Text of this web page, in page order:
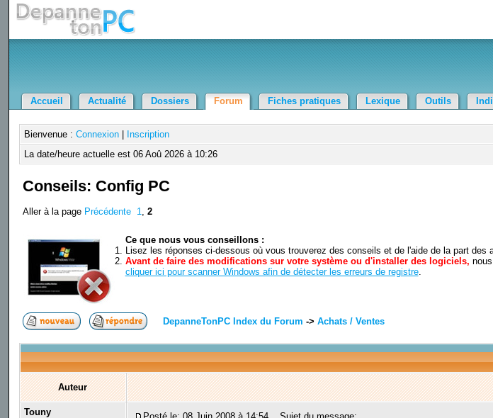
Accueil Actualité Dossiers Forum Fiches pratiques Lexique Outils
Bienvenue : Connexion|
Inscription
La date/heure actuelle est 06 Aoû 2026 à 10:26
Conseils: Config PC
Aller à la page Précédente 1, 2
Ce que nous vous conseillons :
Lisez les réponses ci-dessous où vous trouverez des conseils et de l'aide de la part des
Avant de faire des modifications sur votre système ou d'installer des logiciels,
cliquer ici pour scanner Windows afin de détecter les erreurs de registre.
DepanneTonPC Index du Forum -> Achats / Ventes
Auteur
Touny